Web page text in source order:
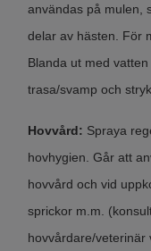
användas på mulen,
delar av hästen. För
Blanda ut med
trasa/svamp och
Hovvård: Spraya
hovhygien. Går att
hovvård och vid
sprickor m.m.
hovvårdare/veterinär